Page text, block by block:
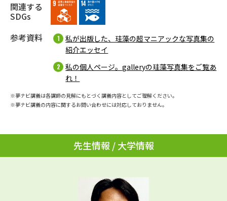
学問の教科書
ユーザーサポート
Ｑ＆Ａ よくあるご質問
お支払いについて
テレメール進学カタログ
訂正のご案内
関連する
SDGs
参考資料
私が出版した、珪藻の超マニアックな写真集の
紹介エッセイ
私の個人ページ。galleryの珪藻写真集をご覧あ
れ！
※夢ナビ講義は各講師の見解にもとづく講義内容としてご理解ください。
※夢ナビ講義の内容に関するお問い合わせには対応しておりません。
先生情報 / 大学情報